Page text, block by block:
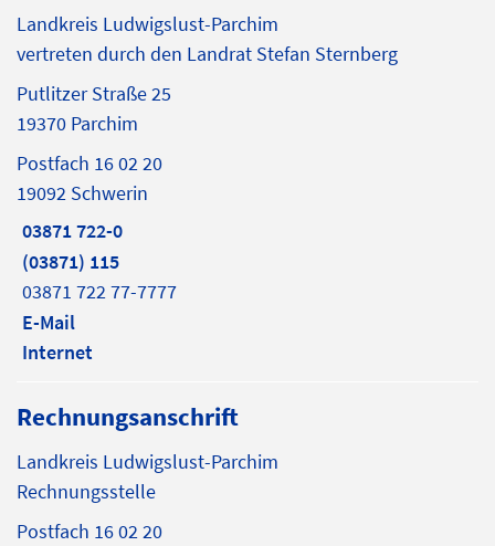
Landkreis Ludwigslust-Parchim
vertreten durch den Landrat Stefan Sternberg
Putlitzer Straße 25
19370 Parchim
Postfach 16 02 20
19092 Schwerin
03871 722-0
(03871) 115
03871 722 77-7777
E-Mail
Internet
Rechnungsanschrift
Landkreis Ludwigslust-Parchim
Rechnungsstelle
Postfach 16 02 20